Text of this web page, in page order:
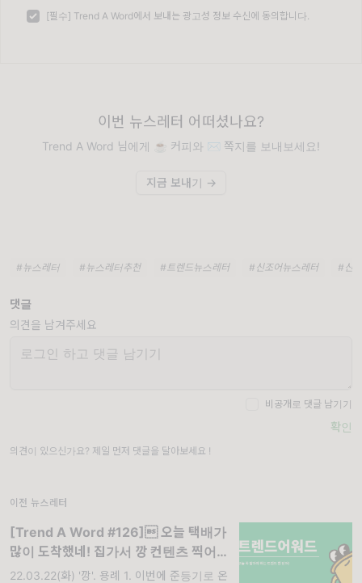
[필수] Trend A Word에서 보내는 광고성 정보 수신에 동의합니다.
이번 뉴스레터 어떠셨나요?
Trend A Word 님에게 ☕️ 커피와 ✉️ 쪽지를 보내보세요!
지금 보내기 →
#뉴스레터 #뉴스레터추천 #트렌드뉴스레터 #신조어뉴스레터 #신
댓글
의견을 남겨주세요
비공개로 댓글 남기기
확인
의견이 있으신가요? 제일 먼저 댓글을 달아보세요 !
이전 뉴스레터
[Trend A Word #126] 오늘 택배가
많이 도착했네! 집가서 깡 컨텐츠 찍어야
지!
22.03.22(화) '깡'. 용례 1. 이번에 준등기로 온